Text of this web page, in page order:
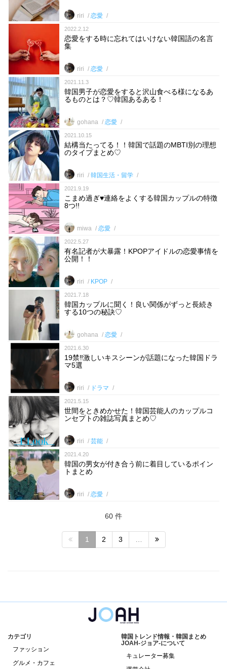
riri 恋愛
2022.2.12
恋愛をする時に忘れてはいけない韓国語の名言
集
riri 恋愛
2021.11.3
韓国男子が恋愛をすると沢山食べる様になるあ
るものとは？♡韓国あるある！
gohana 恋愛
2021.10.15
結構当たってる！！韓国で話題のMBTI別の理想
のタイプまとめ♡
riri 韓国生活・留学
2021.9.19
こまめ過ぎ♥連絡をよくする韓国カップルの特徴
8つ!!
miwa 恋愛
2022.5.27
有名記者が大暴露！KPOPアイドルの恋愛事情を
公開！！
riri KPOP
2021.7.18
韓国カップルに聞く！良い関係がずっと長続き
する10つの秘訣♡
gohana 恋愛
2021.6.30
19禁‼︎激しいキスシーンが話題になった韓国ドラ
マ5選
riri ドラマ
2021.5.15
世間をときめかせた！韓国芸能人のカップルコ
ンセプトの雑誌写真まとめ♡
riri 芸能
2021.4.20
韓国の男女が付き合う前に着目しているポイン
トまとめ
riri 恋愛
60 件
1 2 3
カテゴリ
ファッション
グルメ・カフェ
韓国トレンド情報・韓国まとめ
JOAH-ジョア-について
キュレーター募集